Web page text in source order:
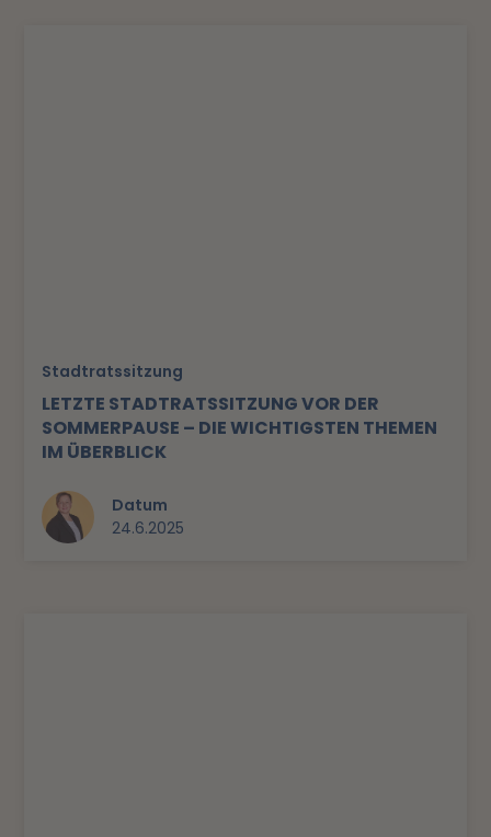
Stadtratssitzung
LETZTE STADTRATSSITZUNG VOR DER
SOMMERPAUSE – DIE WICHTIGSTEN THEMEN
IM ÜBERBLICK
Datum
24.6.2025